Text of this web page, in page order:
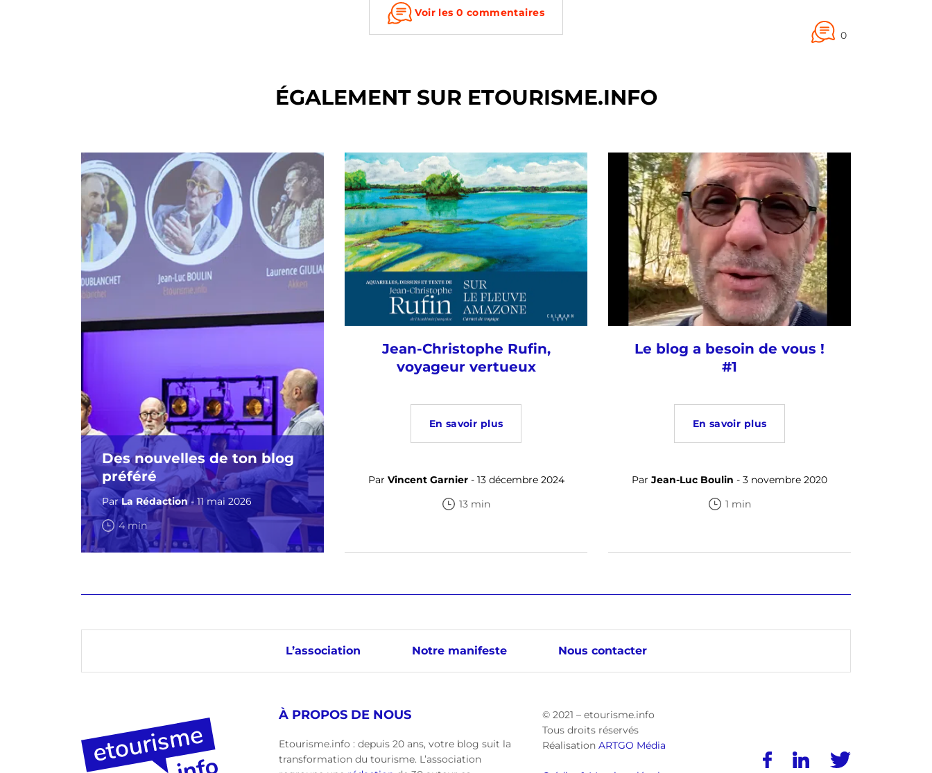
0
Voir les 0 commentaires
ÉGALEMENT SUR ETOURISME.INFO
Des nouvelles de ton blog
préféré
ParLa Rédaction- 11 mai 2026
4 min
Jean-Christophe Rufin,
voyageur vertueux
En savoir plus
Par Vincent Garnier- 13 décembre 2024
13 min
Le blog a besoin de vous !
#1
En savoir plus
Par Jean-Luc Boulin - 3 novembre 2020
1 min
L’association Notre manifeste Nous contacter
À PROPOS DE NOUS
Etourisme.info : depuis 20 ans, votre blog suit la
transformation du tourisme. L’association
© 2021 – etourisme.info
Tous droits réservés
Réalisation ARTGO Média